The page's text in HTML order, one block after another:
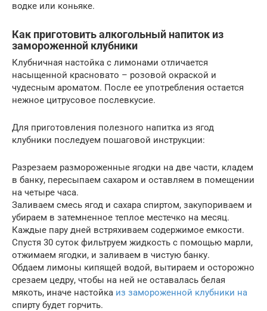
водке или коньяке.
Как приготовить алкогольный напиток из
замороженной клубники
Клубничная настойка с лимонами отличается
насыщенной красновато – розовой окраской и
чудесным ароматом. После ее употребления остается
нежное цитрусовое послевкусие.
Для приготовления полезного напитка из ягод
клубники последуем пошаговой инструкции:
Разрезаем размороженные ягодки на две части, кладем
в банку, пересыпаем сахаром и оставляем в помещении
на четыре часа.
Заливаем смесь ягод и сахара спиртом, закупориваем и
убираем в затемненное теплое местечко на месяц.
Каждые пару дней встряхиваем содержимое емкости.
Спустя 30 суток фильтруем жидкость с помощью марли,
отжимаем ягодки, и заливаем в чистую банку.
Обдаем лимоны кипящей водой, вытираем и осторожно
срезаем цедру, чтобы на ней не оставалась белая
мякоть, иначе настойка из замороженной клубники на
спирту будет горчить.